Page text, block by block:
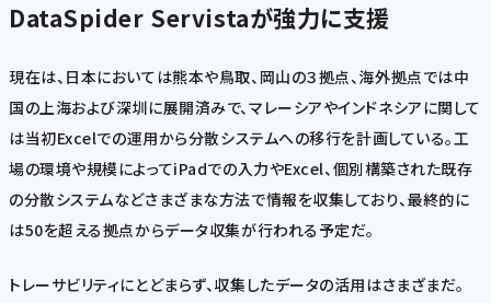
DataSpider Servistaが強力に支援
現在は、日本においては熊本や鳥取、岡山の３拠点、海外拠点では中
国の上海および深圳に展開済みで、マレーシアやインドネシアに関して
は当初Excelでの運用から分散システムへの移行を計画している。工
場の環境や規模によってiPadでの入力やExcel、個別構築された既存
の分散システムなどさまざまな方法で情報を収集しており、最終的に
は50を超える拠点からデータ収集が行われる予定だ。
トレーサビリティにとどまらず、収集したデータの活用はさまざまだ。